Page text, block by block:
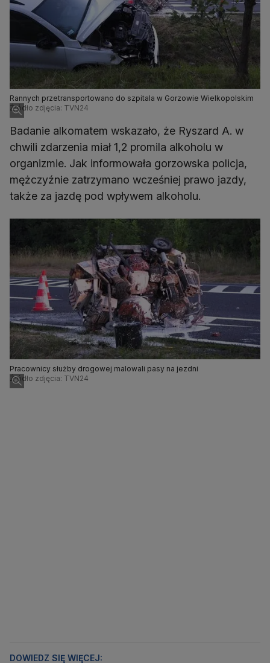
Rannych przetransportowano do szpitala w Gorzowie Wielkopolskim
Źródło zdjęcia: TVN24
Badanie alkomatem wskazało, że Ryszard A. w
chwili zdarzenia miał 1,2 promila alkoholu w
organizmie. Jak informowała gorzowska policja,
mężczyźnie zatrzymano wcześniej prawo jazdy,
także za jazdę pod wpływem alkoholu.
Pracownicy służby drogowej malowali pasy na jezdni
Źródło zdjęcia: TVN24
DOWIEDZ SIĘ WIĘCEJ: